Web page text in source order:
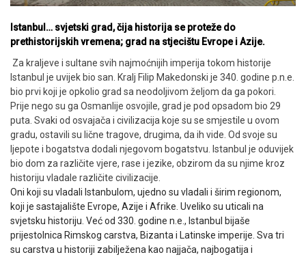
Istanbul… svjetski grad, čija historija se proteže do
prethistorijskih vremena; grad na stjecištu Evrope i Azije.
Za kraljeve i sultane svih najmoćnijih imperija tokom historije
Istanbul je uvijek bio san. Kralj Filip Makedonski je 340. godine p.n.e.
bio prvi koji je opkolio grad sa neodoljivom željom da ga pokori.
Prije nego su ga Osmanlije osvojile, grad je pod opsadom bio 29
puta. Svaki od osvajača i civilizacija koje su se smjestile u ovom
gradu, ostavili su lične tragove, drugima, da ih vide. Od svoje su
ljepote i bogatstva dodali njegovom bogatstvu. Istanbul je oduvijek
bio dom za različite vjere, rase i jezike, obzirom da su njime kroz
historiju vladale različite civilizacije.
Oni koji su vladali Istanbulom, ujedno su vladali i širim regionom,
koji je sastajalište Evrope, Azije i Afrike. Uveliko su uticali na
svjetsku historiju. Već od 330. godine n.e., Istanbul bijaše
prijestolnica Rimskog carstva, Bizanta i Latinske imperije. Sva tri
su carstva u historiji zabilježena kao najjača, najbogatija i